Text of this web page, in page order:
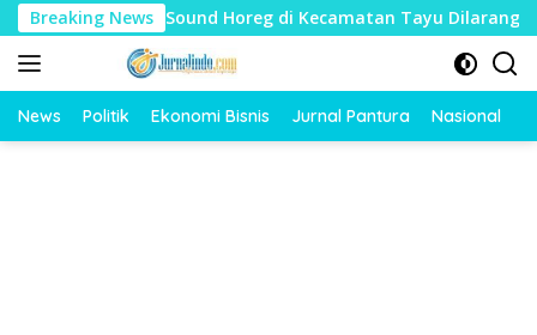
Langsung
ke
konten
Breaking News
Sound Horeg di Kecamatan Tayu Dilarang Dua
News Politik Ekonomi Bisnis Jurnal Pantura Nasional